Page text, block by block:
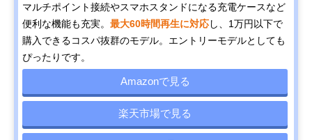
マルチポイント接続やスマホスタンドになる充電ケースなど
便利な機能も充実。 最大60時間再生に対応し、1万円以下で
購入できるコスパ抜群のモデル。エントリーモデルとしても
ぴったりです。
Amazonで見る
楽天市場で見る